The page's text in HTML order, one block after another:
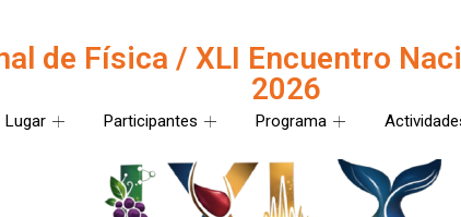
de Física / XLI Encuentro
2026
Lugar Participantes Programa